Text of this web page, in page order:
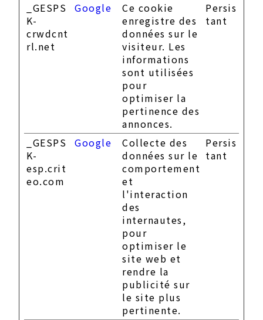
_GESPS
K-
crwdcnt
rl.net
Google
Ce cookie
enregistre des
données sur le
visiteur. Les
informations
sont utilisées
pour
optimiser la
pertinence des
annonces.
Persis
tant
_GESPS
K-
esp.crit
eo.com
Google
Collecte des
données sur le
comportement
et
l'interaction
des
internautes,
pour
optimiser le
site web et
rendre la
publicité sur
le site plus
pertinente.
Persis
tant